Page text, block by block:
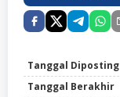
Tanggal Diposting
Tanggal Berakhir